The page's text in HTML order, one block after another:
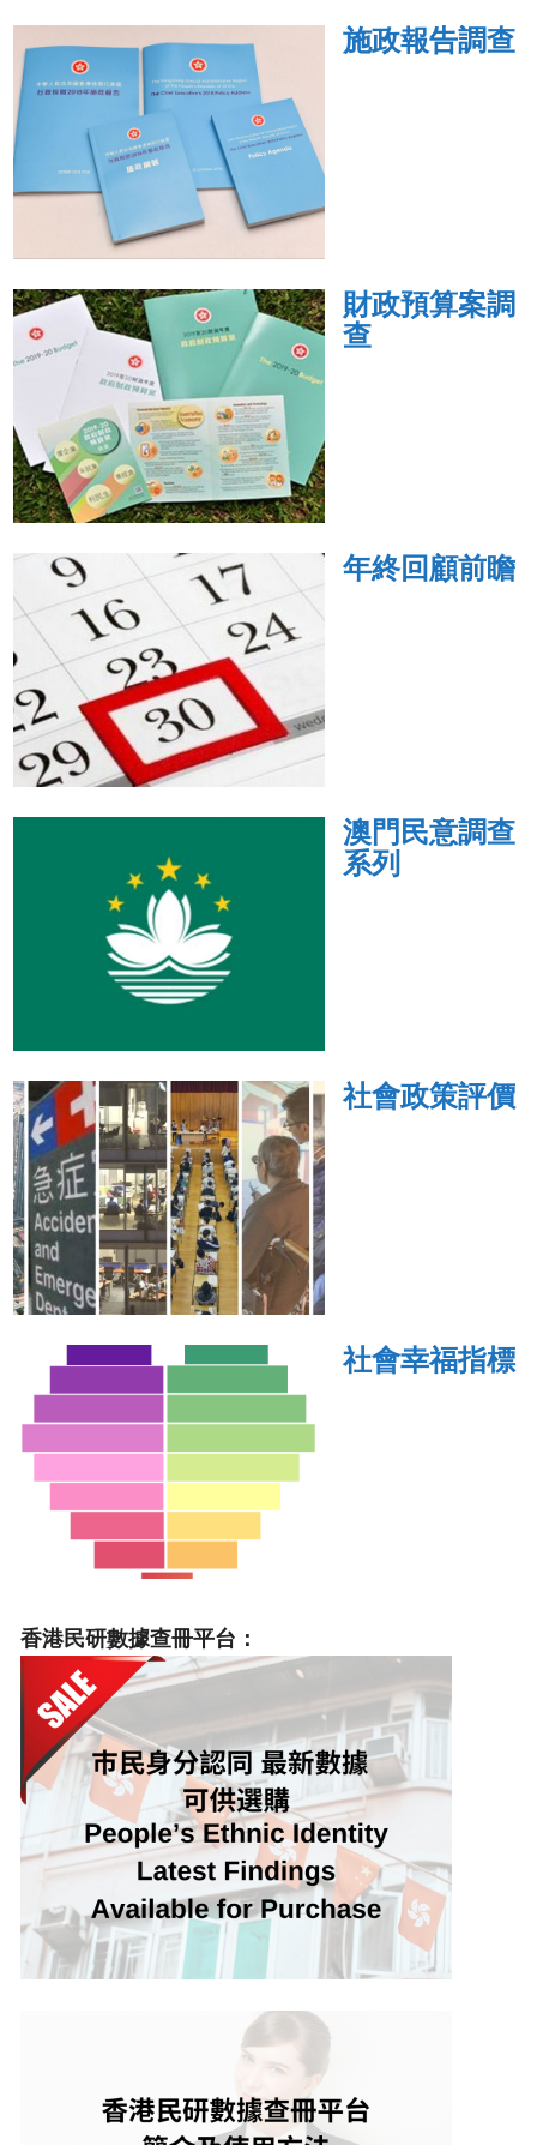
施政報告調查
財政預算案調
查
年終回顧前瞻
澳門民意調查
系列
社會政策評價
社會幸福指標
香港民研數據查冊平台：